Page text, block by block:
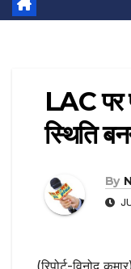
LAC पर
स्थिति
By